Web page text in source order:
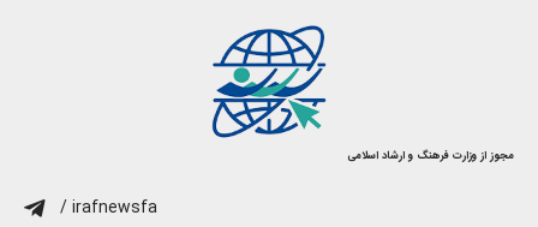
مجوز از وزارت فرهنگ و ارشاد اسلامی
/ irafnewsfa